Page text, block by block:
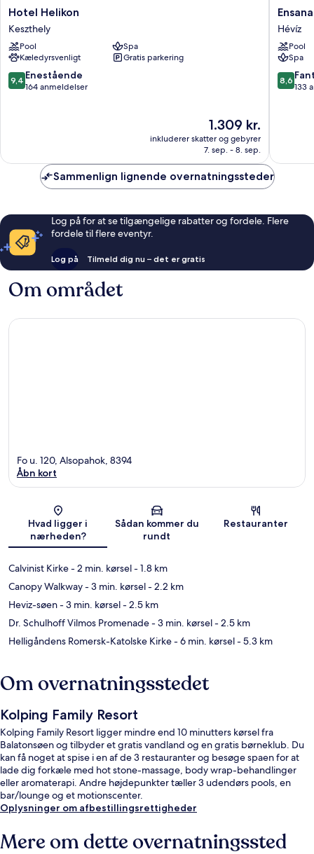
Hotel
Helikon
Keszthely
Hotel Helikon
Keszthely
Pool
Spa
Kæledyrsvenligt
Gratis parkering
9.4
ud
9,4 Enestående
164 anmeldelser
Prisen
er
1.309 kr.
1.309 kr.
inkluderer skatter og gebyrer
7. sep. - 8. sep.
Ensana
Thermal
Aqua
Hévíz
Hévíz
Pool
Spa
8.6
ud
8,6
133
Sammenlign lignende overnatningssteder
Log på for at se tilgængelige rabatter og fordele. Flere
fordele til flere eventyr.
Log på Tilmeld dig nu – det er gratis
Om området
Kort
Fo u. 120, Alsopahok, 8394
Åbn kort
Hvad ligger i
nærheden?
Sådan kommer du
rundt
Restauranter
Calvinist Kirke- 2 min. kørsel- 1.8 km
Canopy Walkway- 3 min. kørsel- 2.2 km
Heviz-søen- 3 min. kørsel- 2.5 km
Dr. Schulhoff Vilmos Promenade- 3 min. kørsel- 2.5 km
Helligåndens Romersk-Katolske Kirke- 6 min. kørsel- 5.3 km
Om overnatningsstedet
Kolping Family Resort
Kolping Family Resort ligger mindre end 10 minutters kørsel fra
Balatonsøen og tilbyder et gratis vandland og en gratis børneklub. Du
kan få noget at spise i en af de 3 restauranter og besøge spaen for at
lade dig forkæle med hot stone-massage, body wrap-behandlinger
eller aromaterapi. Andre højdepunkter tæller 3 udendørs pools, en
bar/lounge og et motionscenter.
Oplysninger om afbestillingsrettigheder
Mere om dette overnatningssted